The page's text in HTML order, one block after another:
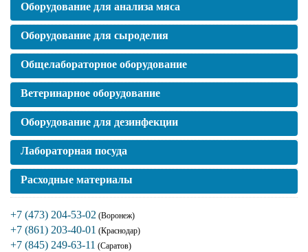
Оборудование для анализа мяса
Оборудование для сыроделия
Общелабораторное оборудование
Ветеринарное оборудование
Оборудование для дезинфекции
Лабораторная посуда
Расходные материалы
+7 (473) 204-53-02 (Воронеж)
+7 (861) 203-40-01 (Краснодар)
+7 (845) 249-63-11 (Саратов)